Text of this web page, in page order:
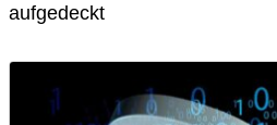
aufgedeckt